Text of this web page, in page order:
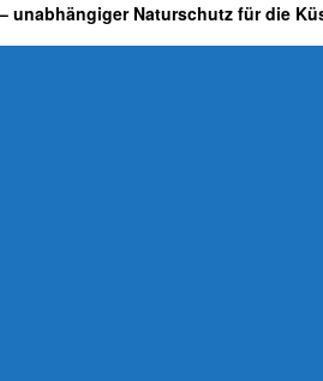
unabhängiger Naturschutz für die